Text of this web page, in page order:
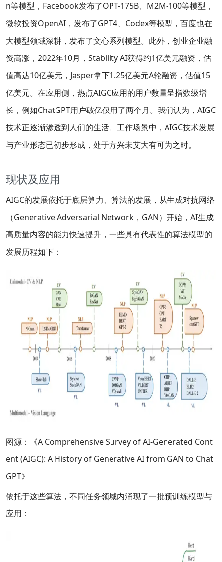
n等模型，Facebook发布了OPT-175B、M2M-100等模型，
微软投资OpenAI，发布了GPT4、Codex等模型，百度也在
大模型领域深耕，发布了文心系列模型。此外，创业企业融
资高涨，2022年10月，Stability AI获得约1亿美元融资，估
值高达10亿美元，Jasper拿下1.25亿美元A轮融资，估值15
亿美元。在应用侧，热点AIGC应用的用户数量呈指数级增
长，例如ChatGPT用户破亿仅用了两个月。我们认为，AIGC
技术正逐渐渗透到人们的生活、工作场景中，AIGC技术发展
与产业形态已初步形成，处于方兴未艾大有可为之时。
现状及应用
AIGC的发展依托于底层算力、算法的发展，从生成对抗网络
（Generative Adversarial Network，GAN）开始，AI生成
高质量内容的能力快速提升，一些具有代表性的算法模型的
发展历程如下：
图源：《A Comprehensive Survey of AI-Generated Cont
ent (AIGC): A History of Generative AI from GAN to Chat
GPT》
依托于这些算法，不同任务领域内涌现了一批预训练模型与
应用：